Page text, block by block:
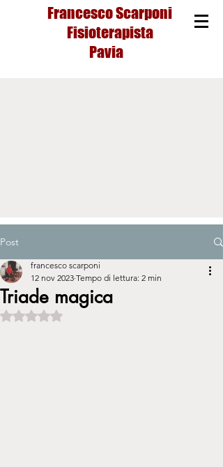
Francesco Scarponi
Fisioterapista
Pavia
Post
Triade magica
francesco scarponi
12 nov 2023 Tempo di lettura: 2 min
Valutazione NaN stelle su 5.